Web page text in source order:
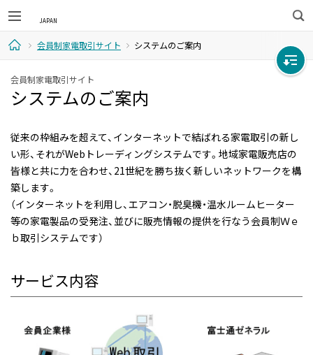
検
索
ホ
ー
会員制家電取引サイト システムのご案内
会員制家電取引サイト
システムのご案内
従来の枠組みを超えて、インターネットで結ばれる家電取引の新し
い形、それがWebトレーディングシステムです。地域家電販売店の
皆様と共に力を合わせ、21世紀を勝ち抜く新しいネットワークを構
築します。
（インターネットを利用し、エアコン・脱臭機・温水ルームヒーター
等の家電製品の受発注、並びに販売情報の提供を行なう会員制Ｗｅ
ｂ取引システムです）
サービス内容